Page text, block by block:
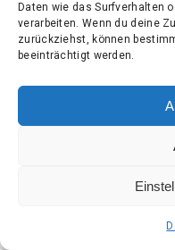
Daten wie das Surfverhalten
verarbeiten. Wenn du deine
zurückziehst, können
beeinträchtigt werden.
bereitgestellt
gängigen und
Sie hat außerdem
den
Daten bereitgestellt
die Verarbeitung auf
Buchstabe a DS-
Verarbeitung